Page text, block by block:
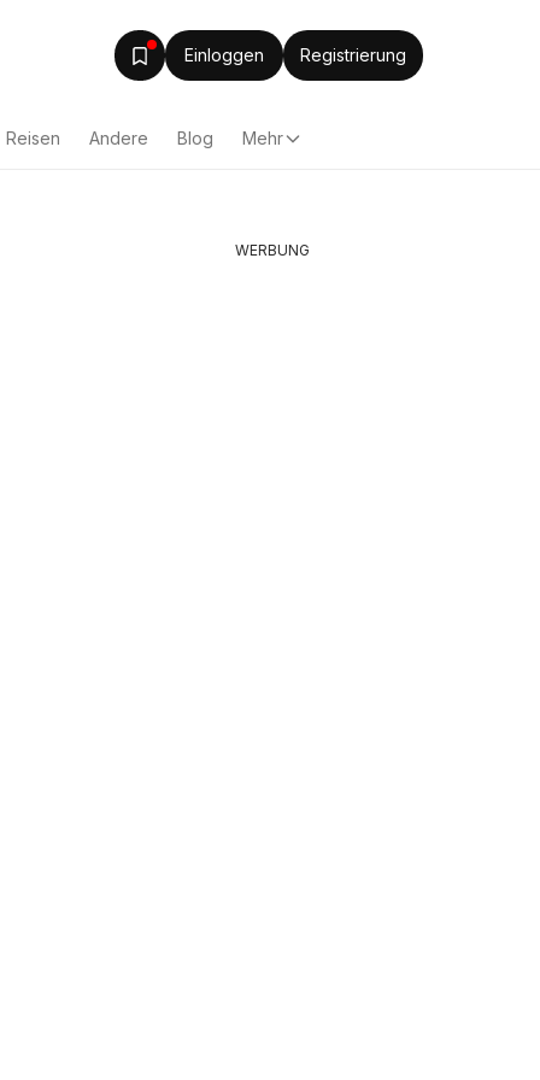
Einloggen Registrierung
Reisen Andere Blog Mehr
WERBUNG